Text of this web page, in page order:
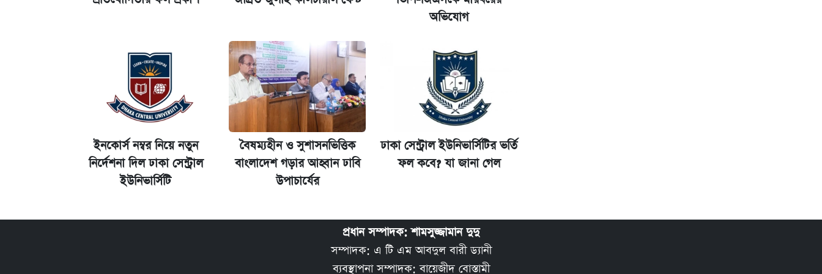
অভিযোগ
ইনকোর্স নম্বর নিয়ে নতুন
নির্দেশনা দিল ঢাকা সেন্ট্রাল
ইউনিভার্সিটি
বৈষম্যহীন ও সুশাসনভিত্তিক
বাংলাদেশ গড়ার আহ্বান ঢাবি
উপাচার্যের
ঢাকা সেন্ট্রাল ইউনিভার্সিটির ভর্তি
ফল কবে? যা জানা গেল
প্রধান সম্পাদক: শামসুজ্জামান দুদু
সম্পাদক: এ টি এম আবদুল বারী ড্যানী
ব্যবস্থাপনা সম্পাদক: বায়েজীদ বোস্তামী